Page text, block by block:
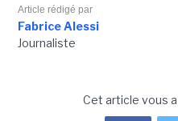
Article rédigé par
Fabrice Alessi
Journaliste
Cet article vous a